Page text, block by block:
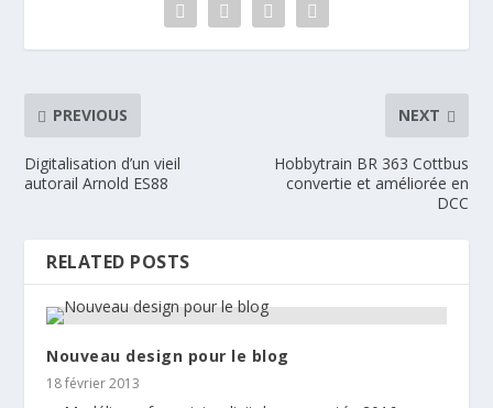
PREVIOUS
Digitalisation d’un vieil
autorail Arnold ES88
NEXT
Hobbytrain BR 363 Cottbus
convertie et améliorée en
DCC
RELATED POSTS
Nouveau design pour le blog
18 février 2013